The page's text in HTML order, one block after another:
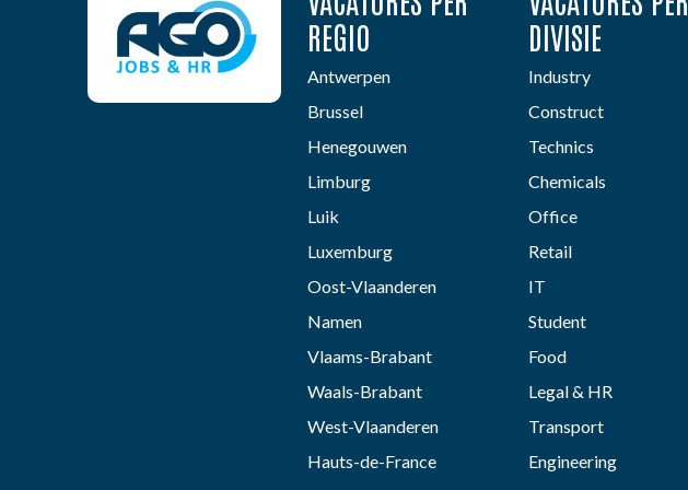
REGIO
Antwerpen
Brussel
Henegouwen
Limburg
Luik
Luxemburg
Oost-Vlaanderen
Namen
Vlaams-Brabant
Waals-Brabant
West-Vlaanderen
Hauts-de-France
DIVISIE
Industry
Construct
Technics
Chemicals
Office
Retail
IT
Student
Food
Legal & HR
Transport
Engineering